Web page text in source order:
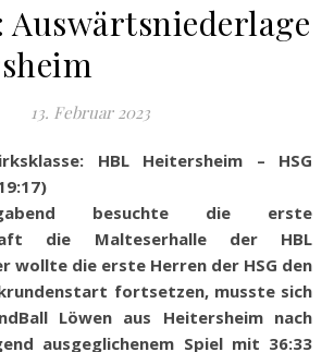
Auswärtsniederlage
13. Februar 2023
besuchte die erste
die Malteserhalle der HBL
wollte die erste Herren der HSG den
fortsetzen, musste sich
Löwen aus Heitersheim nach
ausgeglichenem Spiel mit 36:33